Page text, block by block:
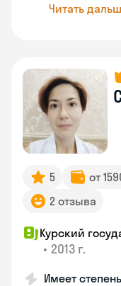
Читать
5 от
2 отзыва
Курский
• 2013 г.
Имеет